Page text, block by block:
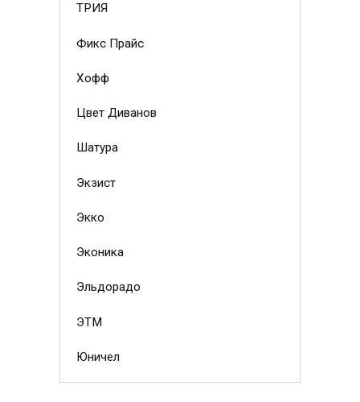
ТРИЯ
Фикс Прайс
Хофф
Цвет Диванов
Шатура
Экзист
Экко
Эконика
Эльдорадо
ЭТМ
Юничел